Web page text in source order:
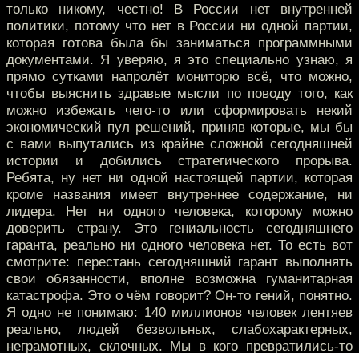
только никому, честно! В России нет внутренней
политики, потому что нет в России ни одной партии,
которая готова была бы заниматься программными
документами. Я уверяю, я это специально узнаю, я
прямо сутками напролёт мониторю всё, что можно,
чтобы выяснить здравые мысли по поводу того, как
можно избежать чего-то или сформировать некий
экономический пул решений, приняв которые, мы бы
с вами выпутались из крайне сложной сегодняшней
истории и добились стратегического прорыва.
Ребята, ну нет ни одной настоящей партии, которая
кроме названия имеет внутреннее содержание, ни
лидера. Нет ни одного человека, которому можно
доверить страну. Это гениальность сегодняшнего
гаранта, реально ни одного человека нет. То есть вот
смотрите: перестань сегодняшний гарант выполнять
свои обязанности, вполне возможна гуманитарная
катастрофа. Это о чём говорит? Он-то гений, понятно.
Я одно не понимаю: 140 миллионов человек лентяев
реально, людей безвольных, слабохарактерных,
неграмотных, склочных. Мы в кого превратились-то